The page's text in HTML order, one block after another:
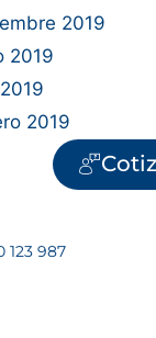
2019
2019
2019
123 987